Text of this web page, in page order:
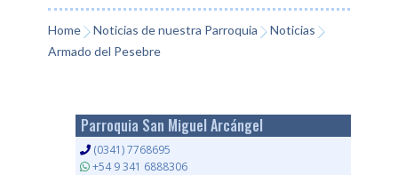
endl
y
ok
ger
e
App
Home Noticias de nuestra Parroquia
Noticias
Armado del Pesebre
Parroquia San Miguel Arcángel
(0341) 7768695
+54 9 341 6888306